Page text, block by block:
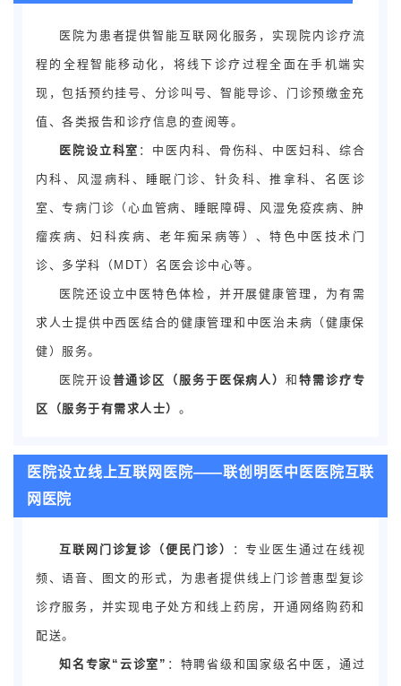
医院为患者提供智能互联网化服务，实现院内诊疗流
程的全程智能移动化，将线下诊疗过程全面在手机端实
现，包括预约挂号、分诊叫号、智能导诊、门诊预缴金充
值、各类报告和诊疗信息的查阅等。
医院设立科室 ：中医内科、骨伤科、中医妇科、综合
内科、风湿病科、睡眠门诊、针灸科、推拿科、名医诊
室、专病门诊（心血管病、睡眠障碍、风湿免疫疾病、肿
瘤疾病、妇科疾病、老年痴呆病等）、特色中医技术门
诊、多学科（MDT）名医会诊中心等。
医院还设立中医特色体检，并开展健康管理，为有需
求人士提供中西医结合的健康管理和中医治未病（健康保
健）服务。
医院开设普通诊区（服务于医保病人）和 特需诊疗专
区（服务于有需求人士） 。
医院设立线上互联网医院——联创明医中医医院互联
网医院
互联网门诊复诊（便民门诊） ：专业医生通过在线视
频、语音、图文的形式，为患者提供线上门诊普惠型复诊
诊疗服务，并实现电子处方和线上药房，开通网络购药和
配送。
知名专家“云诊室” ：特聘省级和国家级名中医，通过